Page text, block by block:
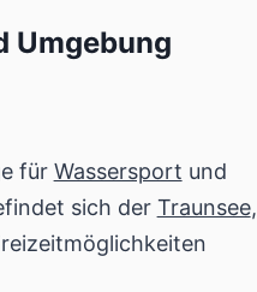
Umgebung
für Wassersport und
sich der Traunsee,